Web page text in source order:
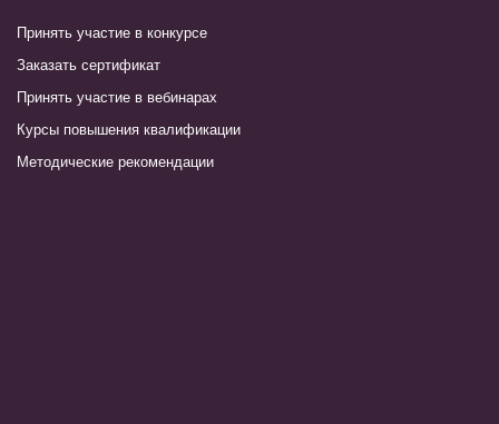
Принять участие в конкурсе
Заказать сертификат
Принять участие в вебинарах
Курсы повышения квалификации
Методические рекомендации